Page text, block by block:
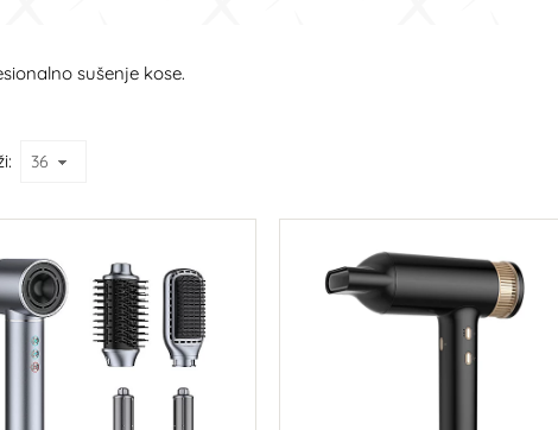
sušenje kose.